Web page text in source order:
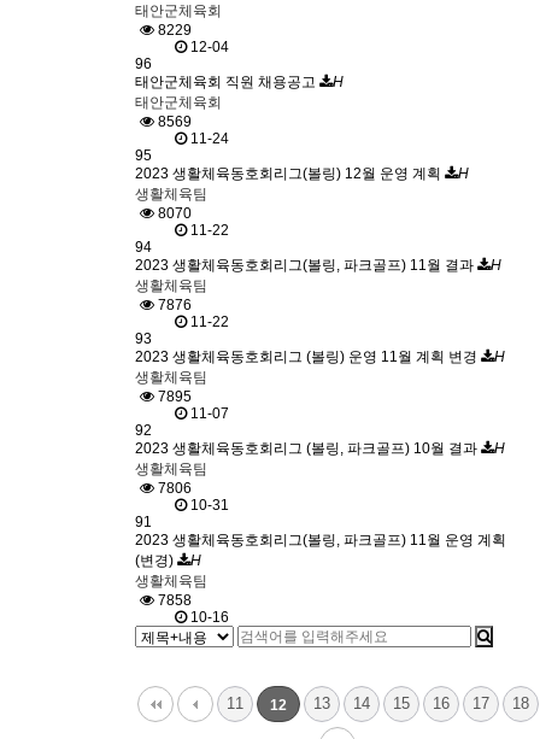
태안군체육회
8229
12-04
96
태안군체육회 직원 채용공고
H
태안군체육회
8569
11-24
95
2023 생활체육동호회리그(볼링) 12월 운영 계획
H
생활체육팀
8070
11-22
94
2023 생활체육동호회리그(볼링, 파크골프) 11월 결과
H
생활체육팀
7876
11-22
93
2023 생활체육동호회리그 (볼링) 운영 11월 계획 변경
H
생활체육팀
7895
11-07
92
2023 생활체육동호회리그 (볼링, 파크골프) 10월 결과
H
생활체육팀
7806
10-31
91
2023 생활체육동호회리그(볼링, 파크골프) 11월 운영 계획
(변경)
H
생활체육팀
7858
10-16
11 12 13 14 15 16 17 18